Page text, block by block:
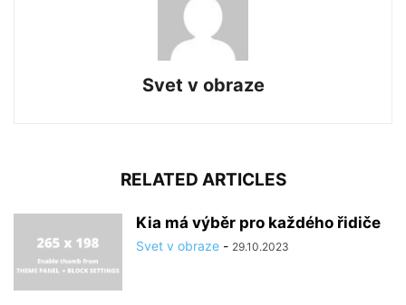
Svet v obraze
RELATED ARTICLES
Kia má výběr pro každého řidiče
Svet v obraze - 29.10.2023